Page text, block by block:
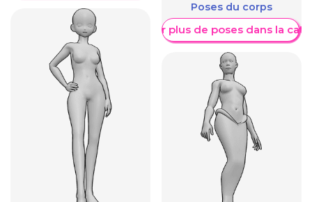
Poses du corps
Afficher plus de poses dans la